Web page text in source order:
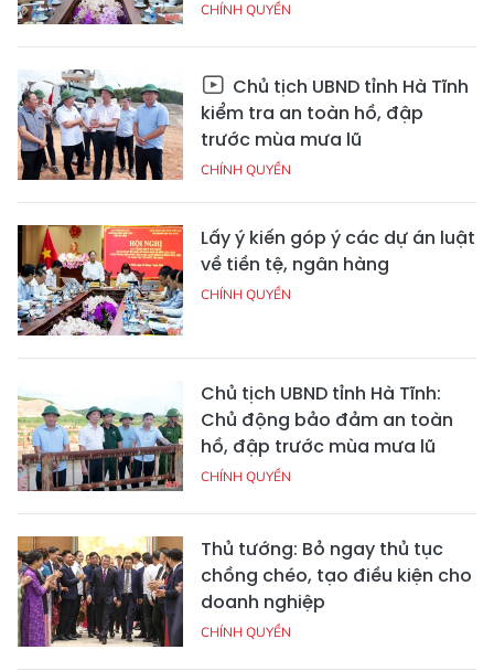
CHÍNH QUYỀN
Chủ tịch UBND tỉnh Hà Tĩnh
kiểm tra an toàn hồ, đập
trước mùa mưa lũ
CHÍNH QUYỀN
Lấy ý kiến góp ý các dự án luật
về tiền tệ, ngân hàng
CHÍNH QUYỀN
Chủ tịch UBND tỉnh Hà Tĩnh:
Chủ động bảo đảm an toàn
hồ, đập trước mùa mưa lũ
CHÍNH QUYỀN
Thủ tướng: Bỏ ngay thủ tục
chồng chéo, tạo điều kiện cho
doanh nghiệp
CHÍNH QUYỀN